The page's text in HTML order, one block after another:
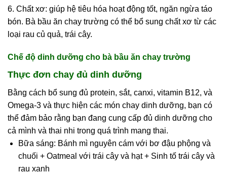
6. Chất xơ: giúp hệ tiêu hóa hoạt động tốt, ngăn ngừa táo
bón. Bà bầu ăn chay trường có thể bổ sung chất xơ từ các
loại rau củ quả, trái cây.
Chế độ dinh dưỡng cho bà bầu ăn chay trường
Thực đơn chay đủ dinh dưỡng
Bằng cách bổ sung đủ protein, sắt, canxi, vitamin B12, và
Omega-3 và thực hiện các món chay dinh dưỡng, bạn có
thể đảm bảo rằng bạn đang cung cấp đủ dinh dưỡng cho
cả mình và thai nhi trong quá trình mang thai.
Bữa sáng: Bánh mì nguyên cám với bơ đậu phộng và
chuối + Oatmeal với trái cây và hạt + Sinh tố trái cây và
rau xanh